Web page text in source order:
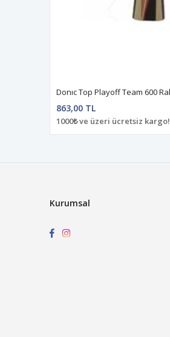
Donıc Top Playoff Team 600
863,00 TL
1000₺ ve üzeri ücretsiz kargo!
Kurumsal